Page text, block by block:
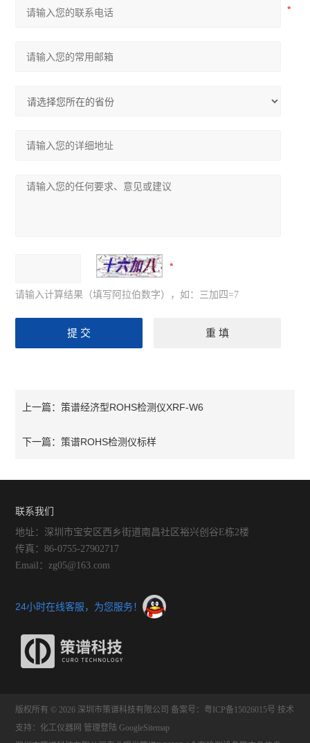
请输入计算结果（填写阿拉伯数字），如：三加四=7
上一篇：策谱经济型ROHS检测仪XRF-W6
下一篇：策谱ROHS检测仪标样
联系我们
地址：深圳市宝安区西乡街道南昌社区裕兴创谷E栋2楼
传真：86-0755-27902717
Email：zg05@163.com
24小时在线客服，为您服务！
版权所有 © 2026 深圳市策谱科技有限公司 备案号：粤ICP备15026015号 技术
支持： 化工仪器网 管理登陆 GoogleSitemap